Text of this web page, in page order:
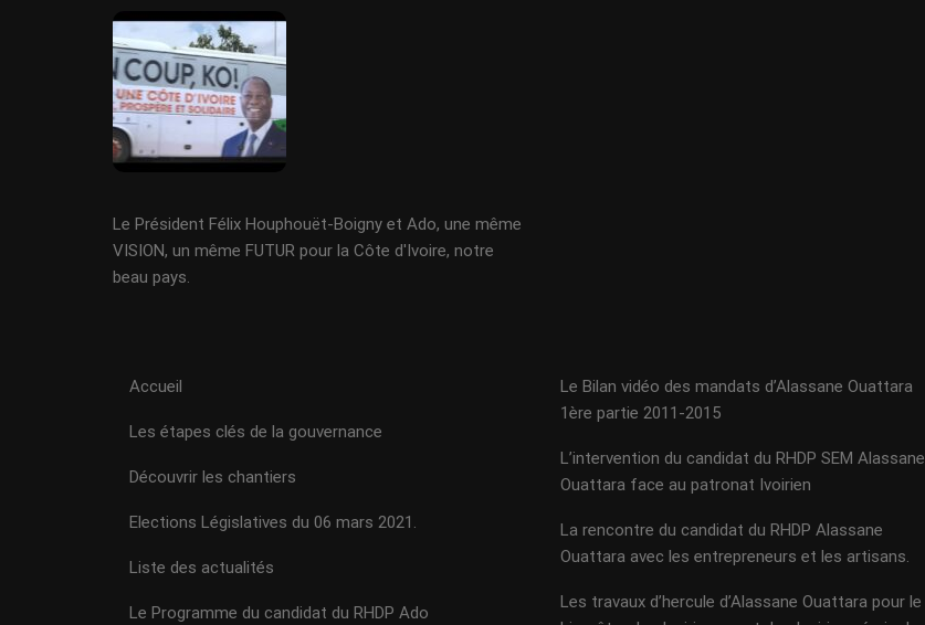
Le Président Félix Houphouët-Boigny et Ado, une même
VISION, un même FUTUR pour la Côte d'Ivoire, notre
beau pays.
Accueil
Les étapes clés de la gouvernance
Découvrir les chantiers
Elections Législatives du 06 mars 2021.
Liste des actualités
Le Programme du candidat du RHDP Ado
Le Bilan vidéo des mandats d’Alassane Ouattara
1ère partie 2011-2015
L’intervention du candidat du RHDP SEM Alassane
Ouattara face au patronat Ivoirien
La rencontre du candidat du RHDP Alassane
Ouattara avec les entrepreneurs et les artisans.
Les travaux d’hercule d’Alassane Ouattara pour le